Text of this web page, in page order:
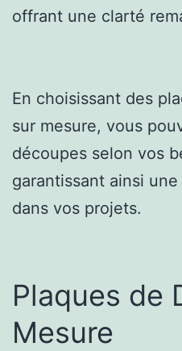
offrant une clarté
En choisissant des
sur mesure, vous
découpes selon vos
garantissant ainsi
dans vos projets.
Plaques de
Mesure